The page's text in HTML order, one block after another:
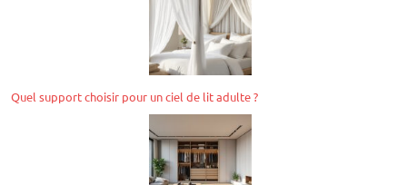
Quel support choisir pour un ciel de lit adulte ?